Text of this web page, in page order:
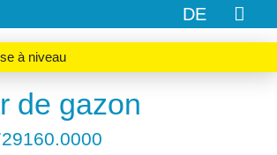
DE
de gazon
à niveau